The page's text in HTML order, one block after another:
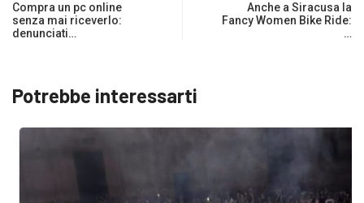
Compra un pc online
senza mai riceverlo:
denunciati…
Anche a Siracusa la
Fancy Women Bike Ride:
…
Potrebbe interessarti